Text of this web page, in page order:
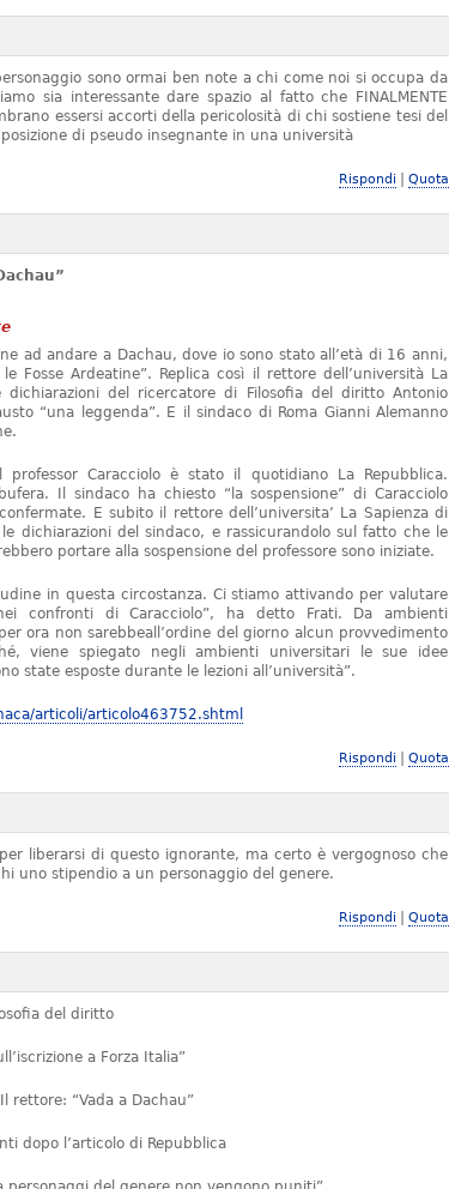
sono ormai ben note a chi come noi si occupa da
sia interessante dare spazio al fatto che FINALMENTE
essersi accorti della pericolosità di chi sostiene tesi del
di pseudo insegnante in una università
Rispondi Quota
ad andare a Dachau, dove io sono stato all’età di 16 anni,
Fosse Ardeatine”. Replica così il rettore dell’università La
dichiarazioni del ricercatore di Filosofia del diritto Antonio
“una leggenda”. E il sindaco di Roma Gianni Alemanno
Caracciolo è stato il quotidiano La Repubblica.
Il sindaco ha chiesto “la sospensione” di Caracciolo
E subito il rettore dell’universita’ La Sapienza di
dichiarazioni del sindaco, e rassicurandolo sul fatto che le
portare alla sospensione del professore sono iniziate.
in questa circostanza. Ci stiamo attivando per valutare
confronti di Caracciolo”, ha detto Frati. Da ambienti
ora non sarebbeall’ordine del giorno alcun provvedimento
viene spiegato negli ambienti universitari le sue idee
state esposte durante le lezioni all’università”.
articoli/articolo463752.shtml
Rispondi Quota
liberarsi di questo ignorante, ma certo è vergognoso che
uno stipendio a un personaggio del genere.
Rispondi Quota
del diritto
a Forza Italia”
rettore: “Vada a Dachau”
dopo l’articolo di Repubblica